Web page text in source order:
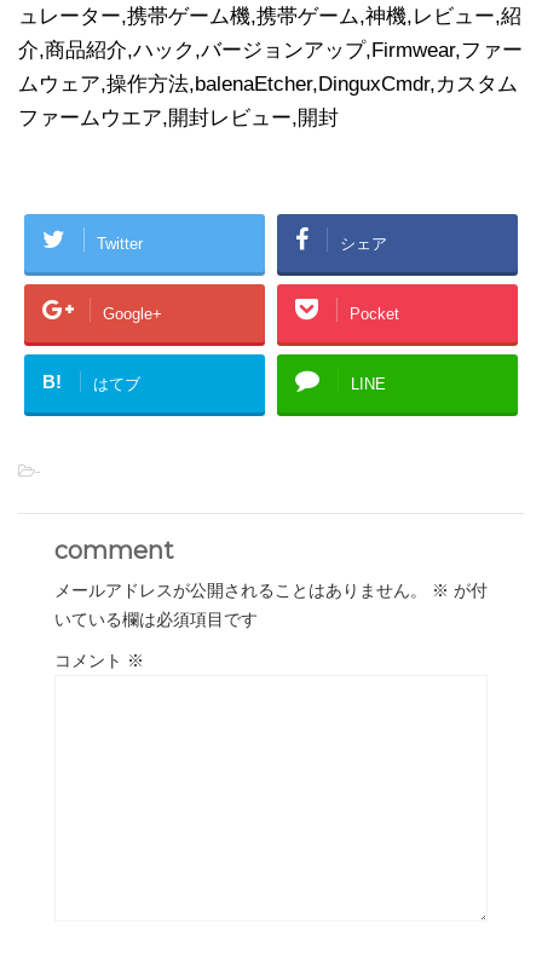
ュレーター,携帯ゲーム機,携帯ゲーム,神機,レビュー,紹
介,商品紹介,ハック,バージョンアップ,Firmwear,ファー
ムウェア,操作方法,balenaEtcher,DinguxCmdr,カスタム
ファームウエア,開封レビュー,開封
Twitter シェア
Google+ Pocket
B! はてブ LINE
-
comment
メールアドレスが公開されることはありません。 ※ が付
いている欄は必須項目です
コメント ※